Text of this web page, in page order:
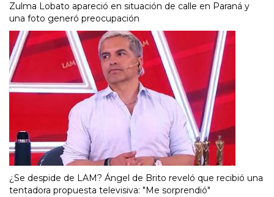
Zulma Lobato apareció en situación de calle en Paraná y
una foto generó preocupación
¿Se despide de LAM? Ángel de Brito reveló que recibió una
tentadora propuesta televisiva: "Me sorprendió"